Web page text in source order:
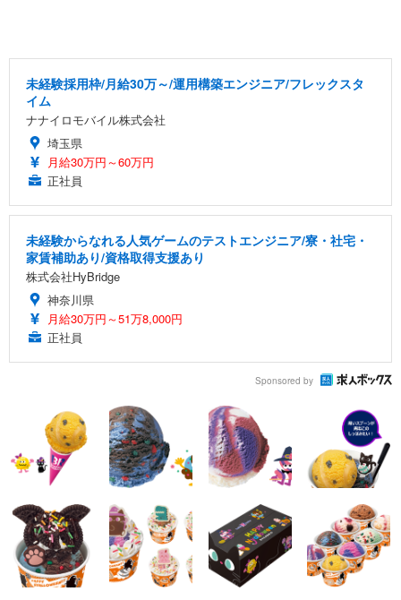
未経験採用枠/月給30万～/運用構築エンジニア/フレックスタ
イム
ナナイロモバイル株式会社
埼玉県
月給30万円～60万円
正社員
未経験からなれる人気ゲームのテストエンジニア/寮・社宅・
家賃補助あり/資格取得支援あり
株式会社HyBridge
神奈川県
月給30万円～51万8,000円
正社員
Sponsored by